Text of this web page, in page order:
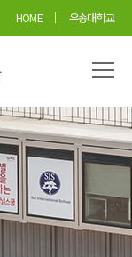
HOME 우송대학교